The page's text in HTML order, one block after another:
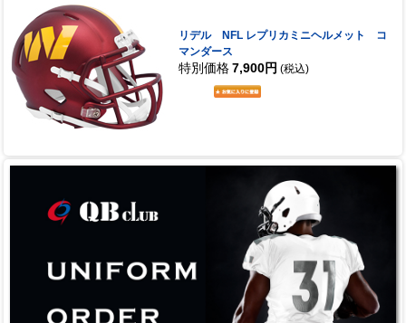
リデル NFL レプリカミニヘルメット コ
マンダース
特別価格 7,900円 (税込)